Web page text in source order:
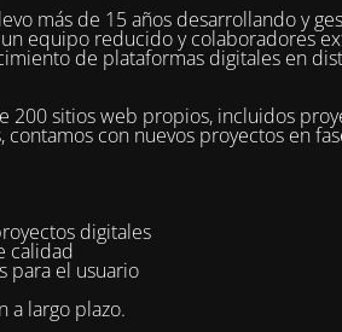
más de 15 años desarrollando y
equipo reducido y colaboradores
de plataformas digitales en
200 sitios web propios, incluidos
contamos con nuevos proyectos en
digitales
calidad
para el usuario
a largo plazo.